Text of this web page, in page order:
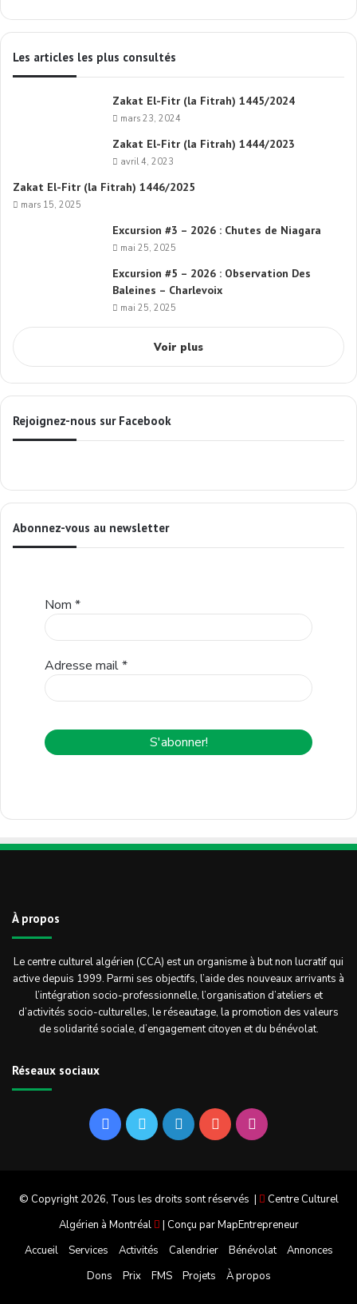
Les articles les plus consultés
Zakat El-Fitr (la Fitrah) 1445/2024
mars 23, 2024
Zakat El-Fitr (la Fitrah) 1444/2023
avril 4, 2023
Zakat El-Fitr (la Fitrah) 1446/2025
mars 15, 2025
Excursion #3 – 2026 : Chutes de Niagara
mai 25, 2025
Excursion #5 – 2026 : Observation Des
Baleines – Charlevoix
mai 25, 2025
Voir plus
Rejoignez-nous sur Facebook
Abonnez-vous au newsletter
Nom *
Adresse mail*
À propos
Le centre culturel algérien (CCA) est un organisme à but non lucratif qui
active depuis 1999. Parmi ses objectifs, l’aide des nouveaux arrivants à
l’intégration socio-professionnelle, l’organisation d’ateliers et
d’activités socio-culturelles, le réseautage, la promotion des valeurs
de solidarité sociale, d’engagement citoyen et du bénévolat.
Réseaux sociaux
FacebookTwitterLinkedinYouTubeInstagram
© Copyright 2026, Tous les droits sont réservés |
Centre Culturel
Algérien à Montréal
| Conçu parMapEntrepreneur
Accueil
Services Activités Calendrier Bénévolat
Annonces
Dons
Prix FMS Projets À propos